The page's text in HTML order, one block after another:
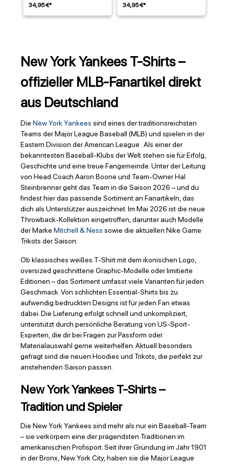
34,95 €*
34,95 €*
New York Yankees T-Shirts –
offizieller MLB-Fanartikel direkt
aus Deutschland
Die New York Yankees sind eines der traditionsreichsten
Teams der Major League Baseball (MLB) und spielen in der
Eastern Division der American League . Als einer der
bekanntesten Baseball-Klubs der Welt stehen sie für Erfolg,
Geschichte und eine treue Fangemeinde. Unter der Leitung
von Head Coach Aaron Boone und Team-Owner Hal
Steinbrenner geht das Team in die Saison 2026 – und du
findest hier das passende Sortiment an Fanartikeln, das
dich als Unterstützer auszeichnet. Im Mai 2026 ist die neue
Throwback-Kollektion eingetroffen, darunter auch Modelle
der Marke Mitchell & Ness sowie die aktuellen Nike Game
Trikots der Saison.
Ob klassisches weißes T-Shirt mit dem ikonischen Logo,
oversized geschnittene Graphic-Modelle oder limitierte
Editionen – das Sortiment umfasst viele Varianten für jeden
Geschmack. Von schlichten Essential-Shirts bis zu
aufwendig bedruckten Designs ist für jeden Fan etwas
dabei. Die Lieferung erfolgt schnell und unkompliziert,
unterstützt durch persönliche Beratung von US-Sport-
Experten, die dir bei Fragen zur Passform oder
Materialauswahl gerne weiterhelfen. Aktuell besonders
gefragt sind die neuen Hoodies und Trikots, die perfekt zur
anstehenden Saison passen.
New York Yankees T-Shirts –
Tradition und Spieler
Die New York Yankees sind mehr als nur ein Baseball-Team
– sie verkörpern eine der prägendsten Traditionen im
amerikanischen Profisport. Seit ihrer Gründung im Jahr 1901
in der Bronx, New York City, haben sie die Major League